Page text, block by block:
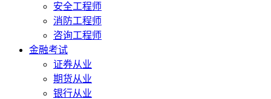
安全工程师
消防工程师
咨询工程师
金融考试
证券从业
期货从业
银行从业